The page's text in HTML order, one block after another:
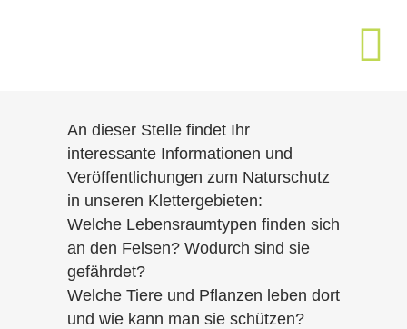
An dieser Stelle findet Ihr
interessante Informationen und
Veröffentlichungen zum Naturschutz
in unseren Klettergebieten:
Welche Lebensraumtypen finden sich
an den Felsen? Wodurch sind sie
gefährdet?
Welche Tiere und Pflanzen leben dort
und wie kann man sie schützen?